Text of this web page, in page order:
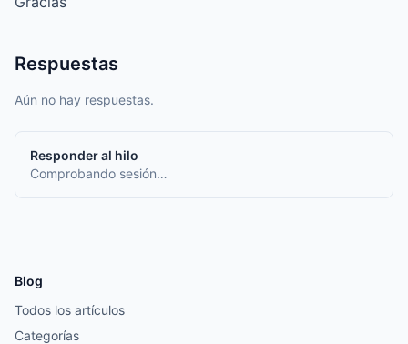
Respuestas
Aún no hay respuestas.
Responder al hilo
Comprobando sesión…
Blog
Todos los artículos
Categorías